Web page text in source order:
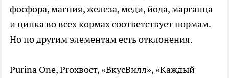
фосфора, магния, железа, меди, йода, марганца
и цинка во всех кормах соответствует нормам.
Но по другим элементам есть отклонения.
Purina One, Proхвост, «ВкусВилл», «Каждый